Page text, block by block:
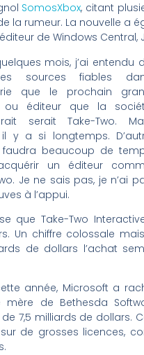
SomosXbox, citant
la rumeur. La nouvelle a
de Windows Central,
mois, j’ai entendu
sources fiables
que le prochain
ou éditeur que la
serait Take-Two.
il y a si longtemps.
faudra beaucoup de
un éditeur
Je ne sais pas, je n’ai
à l’appui.
que Take-Two
Un chiffre colossale
de dollars l’achat
année, Microsoft a
mère de Bethesda
7,5 milliards de dollars.
de grosses licences,